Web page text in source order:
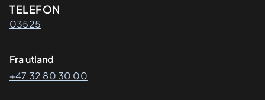
Kontaktinformasjon
TELEFON
03525
Fra utland
+47 32 80 30 00